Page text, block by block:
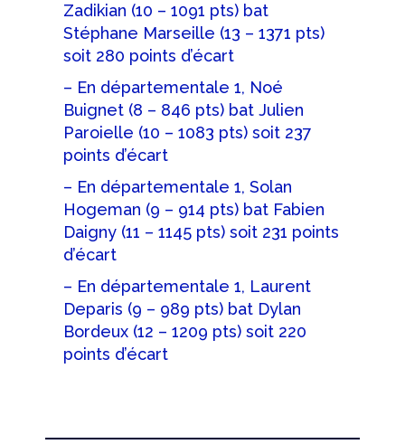
Zadikian (10 – 1091 pts) bat
Stéphane Marseille (13 – 1371 pts)
soit 280 points d’écart
– En départementale 1, Noé
Buignet (8 – 846 pts) bat Julien
Paroielle (10 – 1083 pts) soit 237
points d’écart
– En départementale 1, Solan
Hogeman (9 – 914 pts) bat Fabien
Daigny (11 – 1145 pts) soit 231 points
d’écart
– En départementale 1, Laurent
Deparis (9 – 989 pts) bat Dylan
Bordeux (12 – 1209 pts) soit 220
points d’écart